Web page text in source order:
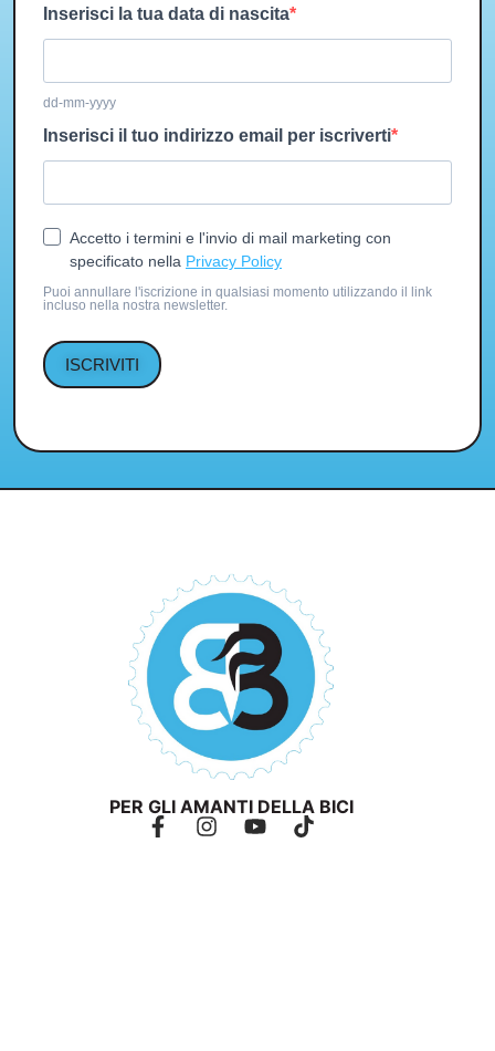
Inserisci la tua data di nascita
dd-mm-yyyy
Inserisci il tuo indirizzo email per iscriverti
Accetto i termini e l'invio di mail marketing con
specificato nella Privacy Policy
Puoi annullare l'iscrizione in qualsiasi momento utilizzando il link
incluso nella nostra newsletter.
ISCRIVITI
PER GLI AMANTI DELLA BICI